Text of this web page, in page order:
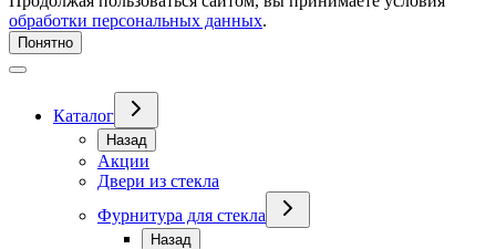
обработки персональных данных.
Понятно
Каталог
Назад
Акции
Двери из стекла
Фурнитура для стекла
Назад